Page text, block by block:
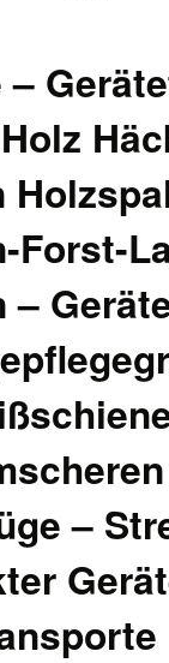
Forst-
–
–